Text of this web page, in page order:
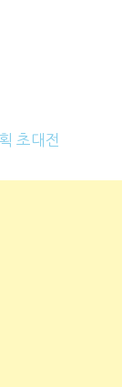
초대전